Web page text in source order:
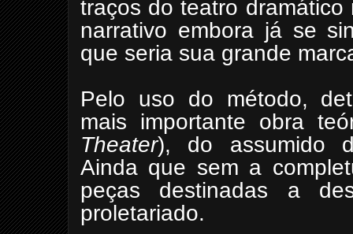
traços do teatro
narrativo embora já se
que seria sua grande
Pelo uso do método,
mais importante obra
Theater), do assumido
Ainda que sem a
peças destinadas a
proletariado.